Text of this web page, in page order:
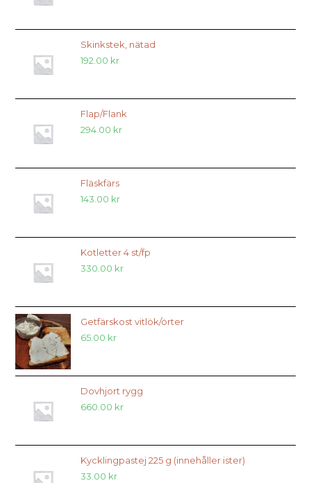
Skinkstek, nätad
192.00 kr
Flap/Flank
294.00 kr
Fläskfärs
143.00 kr
Kotletter 4 st/fp
330.00 kr
Getfärskost vitlök/örter
65.00 kr
Dovhjort rygg
660.00 kr
Kycklingpastej 225 g (innehåller ister)
33.00 kr